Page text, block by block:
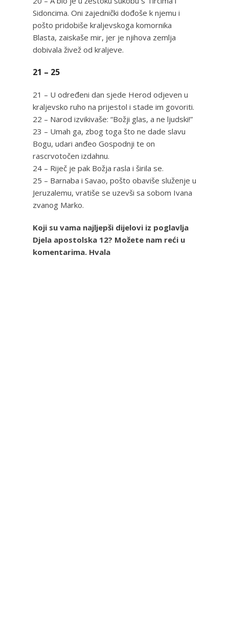
Sidoncima. Oni zajednički dođoše k njemu i
pošto pridobiše kraljevskoga komornika
Blasta, zaiskaše mir, jer je njihova zemlja
dobivala živež od kraljeve.
21 – 25
21 – U određeni dan sjede Herod odjeven u
kraljevsko ruho na prijestol i stade im govoriti.
22 – Narod izvikivaše: “Božji glas, a ne ljudski!”
23 – Umah ga, zbog toga što ne dade slavu
Bogu, udari anđeo Gospodnji te on
rascrvotočen izdahnu.
24 – Riječ je pak Božja rasla i širila se.
25 – Barnaba i Savao, pošto obaviše služenje u
Jeruzalemu, vratiše se uzevši sa sobom Ivana
zvanog Marko.
Koji su vama najljepši dijelovi iz poglavlja
Djela apostolska 12? Možete nam reći u
komentarima. Hvala